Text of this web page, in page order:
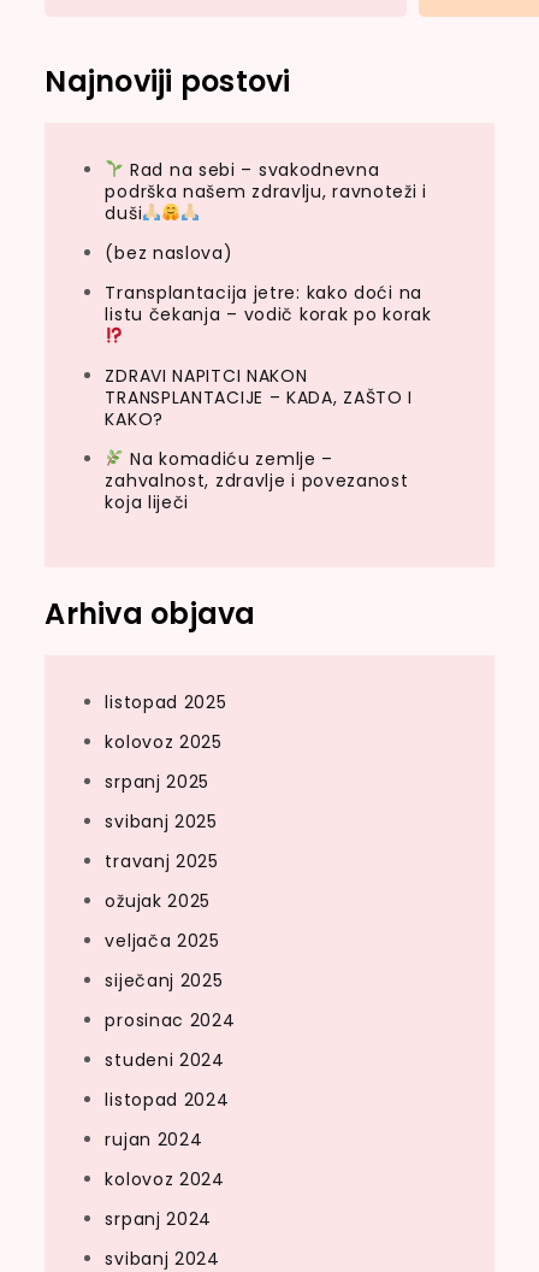
Najnoviji postovi
Rad na sebi – svakodnevna
podrška našem zdravlju, ravnoteži i
duši
(bez naslova)
Transplantacija jetre: kako doći na
listu čekanja – vodič korak po korak
ZDRAVI NAPITCI NAKON
TRANSPLANTACIJE – KADA, ZAŠTO I
KAKO?
Na komadiću zemlje –
zahvalnost, zdravlje i povezanost
koja liječi
Arhiva objava
listopad 2025
kolovoz 2025
srpanj 2025
svibanj 2025
travanj 2025
ožujak 2025
veljača 2025
siječanj 2025
prosinac 2024
studeni 2024
listopad 2024
rujan 2024
kolovoz 2024
srpanj 2024
svibanj 2024